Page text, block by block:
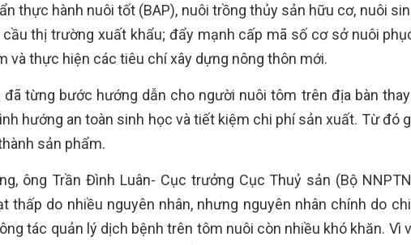
thực hành nuôi tốt (BAP), nuôi trồng thủy sản hữu cơ, nuôi
thị trường xuất khẩu; đẩy mạnh cấp mã số cơ sở nuôi
và thực hiện các tiêu chí xây dựng nông thôn mới.
đã từng bước hướng dẫn cho người nuôi tôm trên địa bàn
hướng an toàn sinh học và tiết kiệm chi phí sản xuất. Từ đó
sản phẩm.
ông Trần Đình Luân- Cục trưởng Cục Thuỷ sản (Bộ
thấp do nhiều nguyên nhân, nhưng nguyên nhân chính do
tác quản lý dịch bệnh trên tôm nuôi còn nhiều khó khăn. Vì